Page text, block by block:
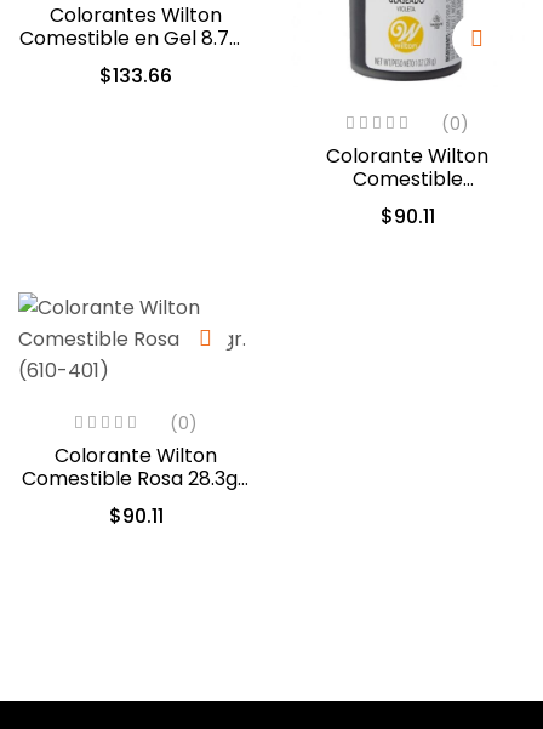
Colorantes Wilton
Comestible en Gel 8.7ml
c/u (601-5582)
$133.66
(0)
Colorante Wilton
Comestible
Violeta/Violet 28.3gr.
(04-0-0034)
$90.11
(0)
Colorante Wilton
Comestible Rosa 28.3gr.
(610-401)
$90.11